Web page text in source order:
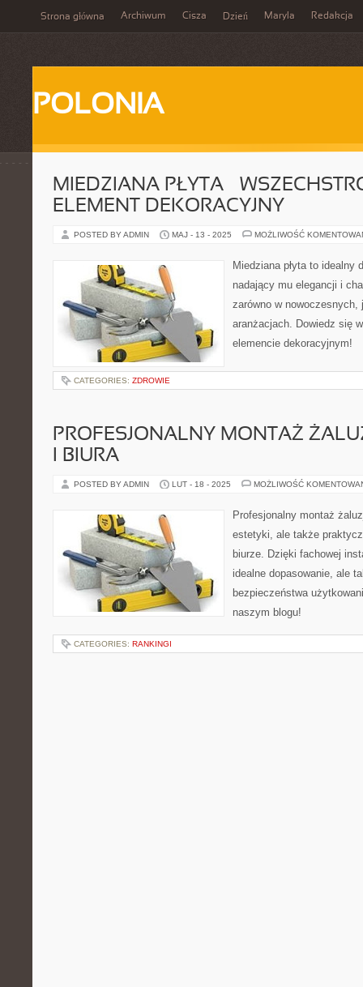
Strona główna Archiwum Cisza Dzień Maryla Redakcja
POLONIA
MIEDZIANA PŁYTA –
ELEMENT DEKORACYJNY
POSTED BY ADMIN MAJ - 13 - 2025 MOŻLIWOŚĆ
Miedziana płyta to idealny
nadający mu elegancji i
zarówno w
aranżacjach. Dowiedz się
elemencie dekoracyjnym!
CATEGORIES: ZDROWIE
PROFESJONALNY MONTAŻ
I BIURA
POSTED BY ADMIN LUT - 18 - 2025 MOŻLIWOŚĆ
Profesjonalny montaż
estetyki, ale także
biurze. Dzięki fachowej
idealne dopasowanie, ale
bezpieczeństwa
naszym blogu!
CATEGORIES: RANKINGI